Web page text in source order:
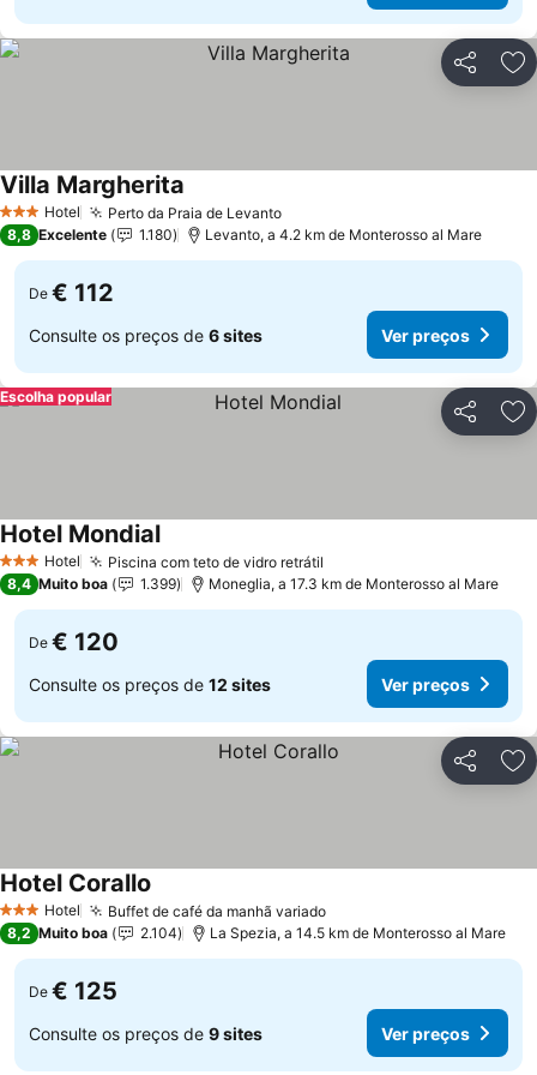
Partilhar
3 EstrelasHotel Perto da Praia de Levanto
Villa Margherita
8,8 Excelente 1.180 Levanto, a 4.2 km de Monterosso al Mare
De € 112
Consulte os preços de 6 sites Ver preços
Partilhar
Escolha popular
3 EstrelasHotel Piscina com teto de vidro retrátil
Hotel Mondial
8,4 Muito boa 1.399 Moneglia, a 17.3 km de Monterosso al Mare
De € 120
Consulte os preços de 12 sites Ver preços
Partilhar
3 EstrelasHotel Buffet de café da manhã variado
Hotel Corallo
8,2 Muito boa 2.104 La Spezia, a 14.5 km de Monterosso al Mare
De € 125
Consulte os preços de 9 sites Ver preços